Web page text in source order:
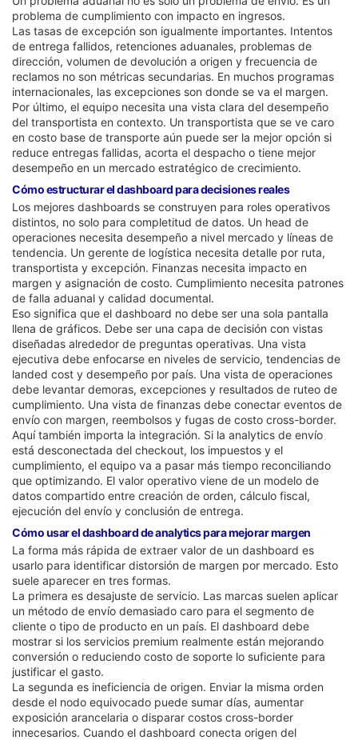
problema de cumplimiento con impacto en ingresos.
Las tasas de excepción son igualmente importantes. Intentos
de entrega fallidos, retenciones aduanales, problemas de
dirección, volumen de devolución a origen y frecuencia de
reclamos no son métricas secundarias. En muchos programas
internacionales, las excepciones son donde se va el margen.
Por último, el equipo necesita una vista clara del desempeño
del transportista en contexto. Un transportista que se ve caro
en costo base de transporte aún puede ser la mejor opción si
reduce entregas fallidas, acorta el despacho o tiene mejor
desempeño en un mercado estratégico de crecimiento.
Cómo estructurar el dashboard para decisiones reales
Los mejores dashboards se construyen para roles operativos
distintos, no solo para completitud de datos. Un head de
operaciones necesita desempeño a nivel mercado y líneas de
tendencia. Un gerente de logística necesita detalle por ruta,
transportista y excepción. Finanzas necesita impacto en
margen y asignación de costo. Cumplimiento necesita patrones
de falla aduanal y calidad documental.
Eso significa que el dashboard no debe ser una sola pantalla
llena de gráficos. Debe ser una capa de decisión con vistas
diseñadas alrededor de preguntas operativas. Una vista
ejecutiva debe enfocarse en niveles de servicio, tendencias de
landed cost y desempeño por país. Una vista de operaciones
debe levantar demoras, excepciones y resultados de ruteo de
cumplimiento. Una vista de finanzas debe conectar eventos de
envío con margen, reembolsos y fugas de costo cross-border.
Aquí también importa la integración. Si la analytics de envío
está desconectada del checkout, los impuestos y el
cumplimiento, el equipo va a pasar más tiempo reconciliando
que optimizando. El valor operativo viene de un modelo de
datos compartido entre creación de orden, cálculo fiscal,
ejecución del envío y conclusión de entrega.
Cómo usar el dashboard de analytics para mejorar margen
La forma más rápida de extraer valor de un dashboard es
usarlo para identificar distorsión de margen por mercado. Esto
suele aparecer en tres formas.
La primera es desajuste de servicio. Las marcas suelen aplicar
un método de envío demasiado caro para el segmento de
cliente o tipo de producto en un país. El dashboard debe
mostrar si los servicios premium realmente están mejorando
conversión o reduciendo costo de soporte lo suficiente para
justificar el gasto.
La segunda es ineficiencia de origen. Enviar la misma orden
desde el nodo equivocado puede sumar días, aumentar
exposición arancelaria o disparar costos cross-border
innecesarios. Cuando el dashboard conecta origen del